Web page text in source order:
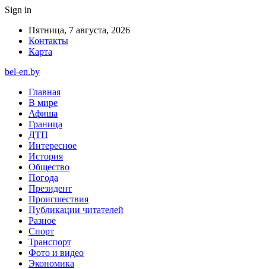
Sign in
Пятница, 7 августа, 2026
Контакты
Карта
bel-en.by
Главная
В мире
Афиша
Граница
ДТП
Интересное
История
Общество
Погода
Президент
Происшествия
Публикации читателей
Разное
Спорт
Транспорт
Фото и видео
Экономика